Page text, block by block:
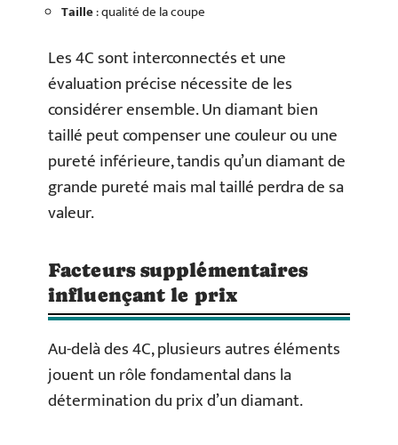
Taille: qualité de la coupe
Les 4C sont interconnectés et une
évaluation précise nécessite de les
considérer ensemble. Un diamant bien
taillé peut compenser une couleur ou une
pureté inférieure, tandis qu’un diamant de
grande pureté mais mal taillé perdra de sa
valeur.
Facteurs supplémentaires
influençant le prix
Au-delà des 4C, plusieurs autres éléments
jouent un rôle fondamental dans la
détermination du prix d’un diamant.